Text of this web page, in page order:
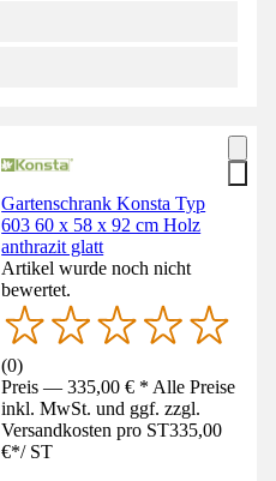
Gartenschrank Konsta Typ
603 60 x 58 x 92 cm Holz
anthrazit glatt
Artikel wurde noch nicht
bewertet.
(0)
Preis — 335,00 € * Alle Preise
inkl. MwSt. und ggf. zzgl.
Versandkosten pro ST335,00
€*/ ST